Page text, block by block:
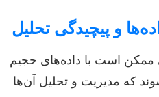
ممکن است با داده‌های حجیم
که مدیریت و تحلیل آن‌ها